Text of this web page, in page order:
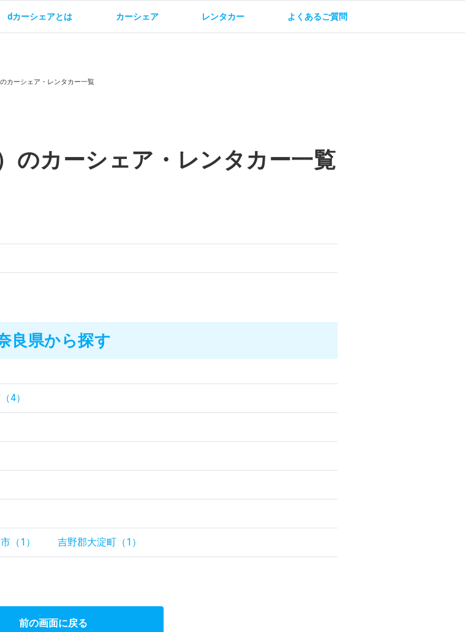
dカーシェアとは カーシェア レンタカー よくあるご質問
カーシェア・レンタカー一覧
のカーシェア・レンタカー一覧
良県から探す
4）
（1） 吉野郡大淀町（1）
前の画面に戻る